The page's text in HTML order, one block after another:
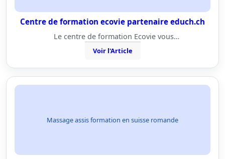
Centre de formation ecovie partenaire educh.ch
Le centre de formation Ecovie vous…
Voir l'Article
Massage assis formation en suisse romande